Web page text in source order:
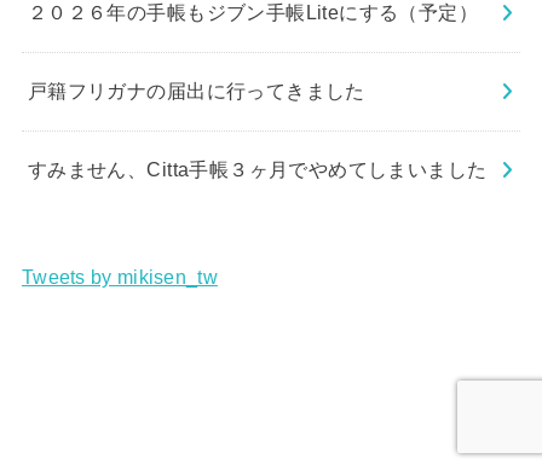
２０２６年の手帳もジブン手帳Liteにする（予定）
戸籍フリガナの届出に行ってきました
すみません、Citta手帳３ヶ月でやめてしまいました
Tweets by mikisen_tw